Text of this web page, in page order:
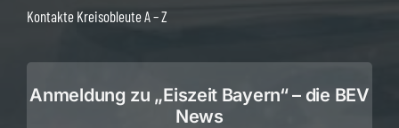
Kontakte Kreisobleute A – Z
Anmeldung zu „Eiszeit Bayern“ – die BEV
News